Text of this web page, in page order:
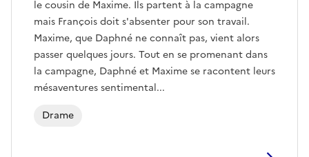
le cousin de Maxime. Ils partent à la campagne
mais François doit s'absenter pour son travail.
Maxime, que Daphné ne connaît pas, vient alors
passer quelques jours. Tout en se promenant dans
la campagne, Daphné et Maxime se racontent leurs
mésaventures sentimental...
Drame